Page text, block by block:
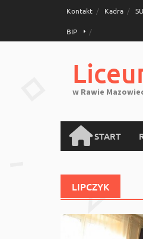
Kontakt Kadra SU
BIP
w Rawie
START
LIPCZYK